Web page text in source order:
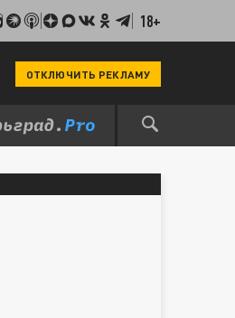
18+
ОТКЛЮЧИТЬ РЕКЛАМУ